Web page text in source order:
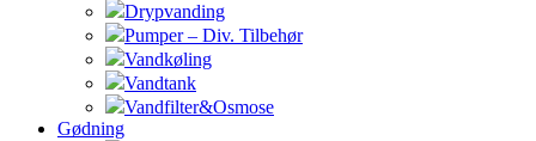
Drypvanding
Pumper – Div. Tilbehør
Vandkøling
Vandtank
Vandfilter&Osmose
Gødning